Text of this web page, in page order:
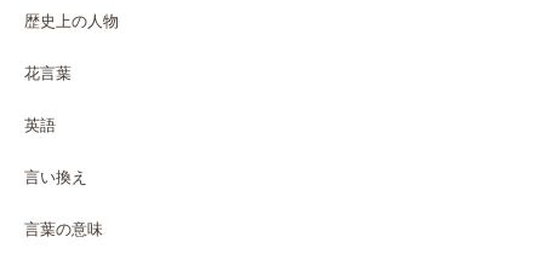
歴史上の人物
花言葉
英語
言い換え
言葉の意味